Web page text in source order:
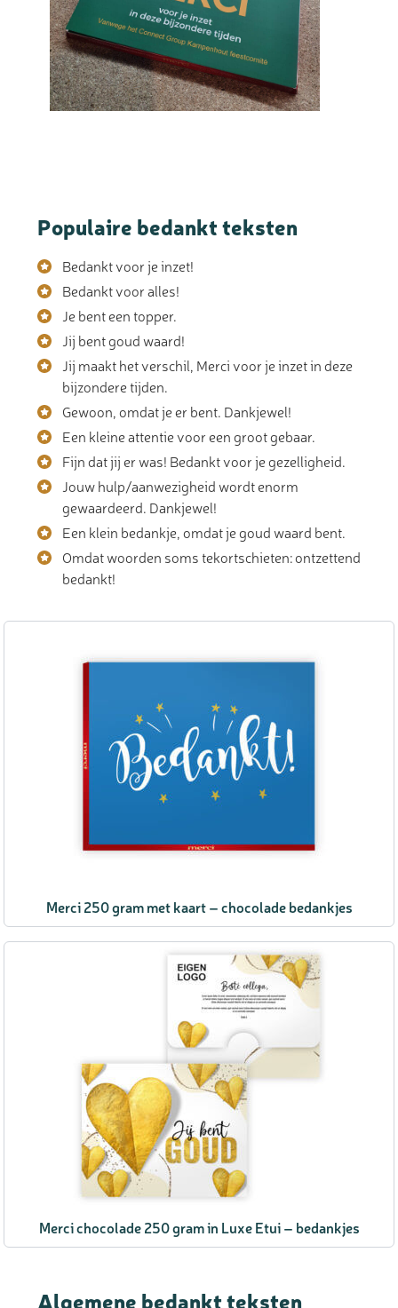
Populaire bedankt teksten
Bedankt voor je inzet!
Bedankt voor alles!
Je bent een topper.
Jij bent goud waard!
Jij maakt het verschil, Merci voor je inzet in deze
bijzondere tijden.
Gewoon, omdat je er bent. Dankjewel!
Een kleine attentie voor een groot gebaar.
Fijn dat jij er was! Bedankt voor je gezelligheid.
Jouw hulp/aanwezigheid wordt enorm
gewaardeerd. Dankjewel!
Een klein bedankje, omdat je goud waard bent.
Omdat woorden soms tekortschieten: ontzettend
bedankt!
Merci 250 gram met kaart – chocolade bedankjes
Merci chocolade 250 gram in Luxe Etui – bedankjes
Algemene bedankt teksten